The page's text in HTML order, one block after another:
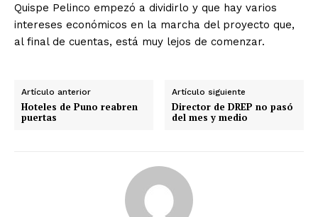
Quispe Pelinco empezó a dividirlo y que hay varios
intereses económicos en la marcha del proyecto que,
al final de cuentas, está muy lejos de comenzar.
Artículo anterior
Hoteles de Puno reabren
puertas
Artículo siguiente
Director de DREP no pasó
del mes y medio